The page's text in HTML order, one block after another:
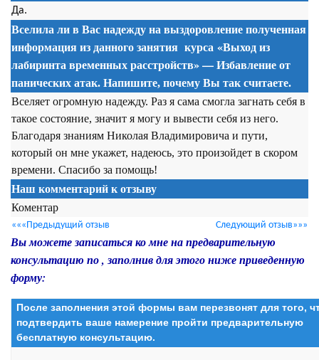
Да.
Вселила ли в Вас надежду на выздоровление полученная
информация из данного занятия курса «Выход из
лабиринта временных расстройств» — Избавление от
панических атак. Напишите, почему Вы так считаете.
Вселяет огромную надежду. Раз я сама смогла загнать себя в
такое состояние, значит я могу и вывести себя из него.
Благодаря знаниям Николая Владимировича и пути,
который он мне укажет, надеюсь, это произойдет в скором
времени. Спасибо за помощь!
Наш комментарий к отзыву
Коментар
«««Предыдущий отзыв Следующий отзыв»»»
Вы можете записаться ко мне на предварительную
консультацию по , заполнив для этого ниже приведенную
форму:
После заполнения этой формы вам перезвонят для того,
подтвердить ваше намерение пройти предварительную
бесплатную консультацию.